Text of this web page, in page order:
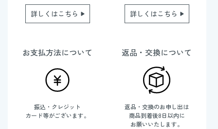
詳しくはこちら 詳しくはこちら
お支払方法について
振込・クレジット
カード等がございます。
返品・交換について
返品・交換のお申し出は
商品到着後8日以内に
お願いいたします。